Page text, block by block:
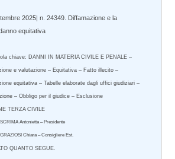
2025| n. 24349. Diffamazione e la
equitativa
chiave: DANNI IN MATERIA CIVILE E PENALE –
e valutazione – Equitativa – Fatto illecito –
equitativa – Tabelle elaborate dagli uffici giudiziari –
– Obbligo per il giudice – Esclusione
TERZA CIVILE
Antonietta – Presidente
Chiara – Consigliere Est.
QUANTO SEGUE.